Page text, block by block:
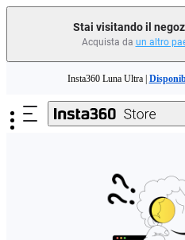
Stai visitando il
Acquista da un altro
Need shopping help? |
Insta360 Luna Ultra |